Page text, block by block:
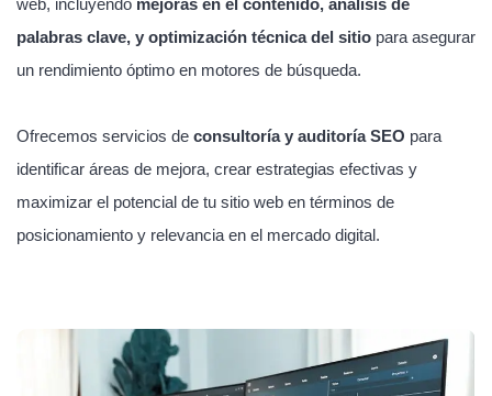
palabras clave, y optimización técnica del sitio para asegurar
un rendimiento óptimo en motores de búsqueda.
Ofrecemos servicios de consultoría y auditoría SEO para
identificar áreas de mejora, crear estrategias efectivas y
maximizar el potencial de tu sitio web en términos de
posicionamiento y relevancia en el mercado digital.